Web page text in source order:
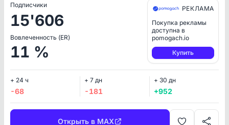
Подписчики
15'606
Вовлеченность (ER)
11 %
РЕКЛАМА
Покупка рекламы
доступна в
pomogach.io
Купить
+ 24 ч
-68
+ 7 дн
-181
+ 30 дн
+952
Открыть в MAX